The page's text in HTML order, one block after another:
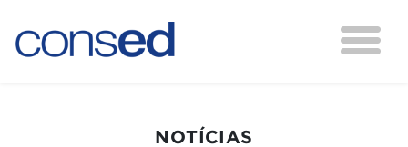
NOTÍCIAS